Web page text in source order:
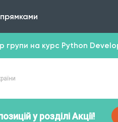
групи на курс Python
у розділі Акції!